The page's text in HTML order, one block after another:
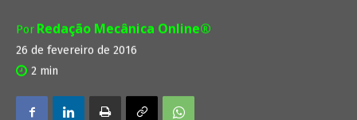
Por Redação Mecânica Online®
26 de fevereiro de 2016
2 min